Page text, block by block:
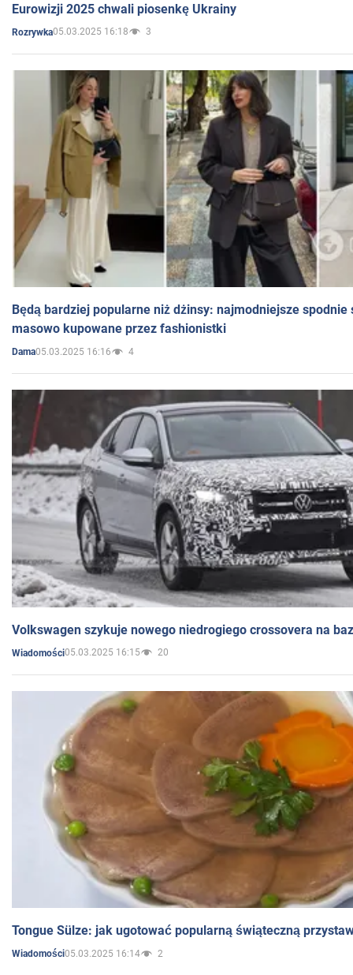
Eurowizji 2025 chwali piosenkę Ukrainy
Rozrywka05.03.2025 16:18 3
Będą bardziej popularne niż dżinsy: najmodniejsze spodnie
masowo kupowane przez fashionistki
Dama05.03.2025 16:16 4
Volkswagen szykuje nowego niedrogiego crossovera na
Wiadomości05.03.2025 16:15 20
Tongue Sülze: jak ugotować popularną świąteczną
Wiadomości05.03.2025 16:14 2